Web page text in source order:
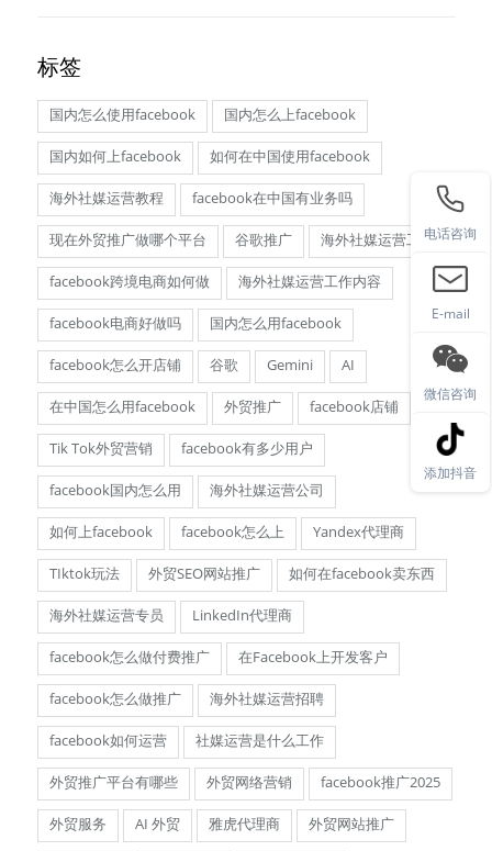
标签
国内怎么使用facebook 国内怎么上facebook
国内如何上facebook 如何在中国使用facebook
海外社媒运营教程 facebook在中国有业务吗
现在外贸推广做哪个平台 谷歌推广 海外社媒运营工资
facebook跨境电商如何做 海外社媒运营工作内容
facebook电商好做吗 国内怎么用facebook
facebook怎么开店铺 谷歌 Gemini AI
在中国怎么用facebook 外贸推广 facebook店铺
Tik Tok外贸营销 facebook有多少用户
facebook国内怎么用 海外社媒运营公司
如何上facebook facebook怎么上 Yandex代理商
TIktok玩法 外贸SEO网站推广 如何在facebook卖东西
海外社媒运营专员 LinkedIn代理商
facebook怎么做付费推广 在Facebook上开发客户
facebook怎么做推广 海外社媒运营招聘
facebook如何运营 社媒运营是什么工作
外贸推广平台有哪些 外贸网络营销 facebook推广2025
外贸服务 AI 外贸 雅虎代理商 外贸网站推广
电话咨询
E-mail
微信咨询
添加抖音